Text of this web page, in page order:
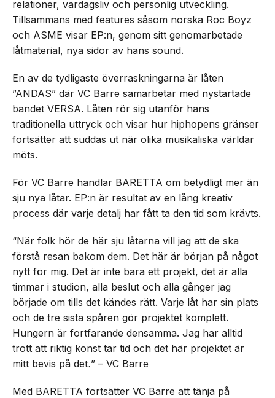
relationer, vardagsliv och personlig utveckling.
Tillsammans med features såsom norska Roc Boyz
och ASME visar EP:n, genom sitt genomarbetade
låtmaterial, nya sidor av hans sound.
En av de tydligaste överraskningarna är låten
”ANDAS” där VC Barre samarbetar med nystartade
bandet VERSA. Låten rör sig utanför hans
traditionella uttryck och visar hur hiphopens gränser
fortsätter att suddas ut när olika musikaliska världar
möts.
För VC Barre handlar BARETTA om betydligt mer än
sju nya låtar. EP:n är resultat av en lång kreativ
process där varje detalj har fått ta den tid som krävts.
“När folk hör de här sju låtarna vill jag att de ska
förstå resan bakom dem. Det här är början på något
nytt för mig. Det är inte bara ett projekt, det är alla
timmar i studion, alla beslut och alla gånger jag
började om tills det kändes rätt. Varje låt har sin plats
och de tre sista spåren gör projektet komplett.
Hungern är fortfarande densamma. Jag har alltid
trott att riktig konst tar tid och det här projektet är
mitt bevis på det.” – VC Barre
Med BARETTA fortsätter VC Barre att tänja på